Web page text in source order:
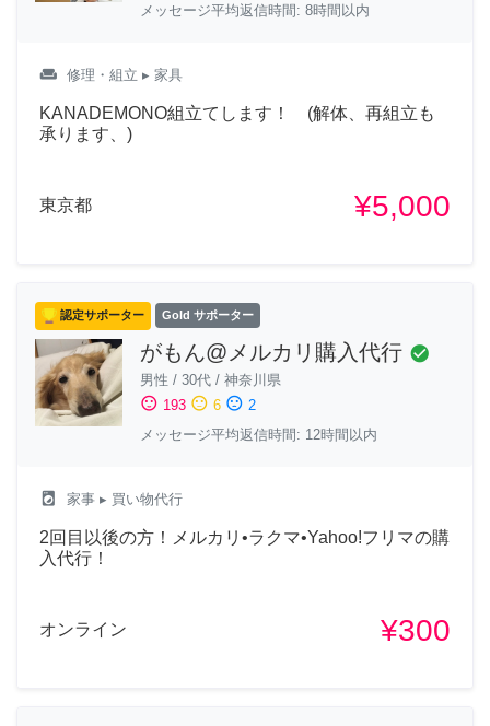
メッセージ平均返信時間: 8時間以内
weekend 修理・組立 ▸ 家具
KANADEMONO組立てします！ (解体、再組立も
承ります、)
東京都 ¥5,000
認定サポーター Gold サポーター
がもん@メルカリ購入代行 check_circle
男性 / 30代 / 神奈川県
sentiment_satisfied 193 sentiment_neutral 6 sentiment_dissatisfied 2
メッセージ平均返信時間: 12時間以内
local_laundry_service 家事 ▸ 買い物代行
2回目以後の方！メルカリ•ラクマ•Yahoo!フリマの購
入代行！
オンライン ¥300